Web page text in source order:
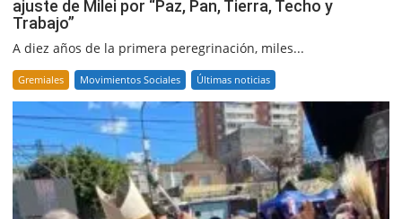
ajuste de Milei por “Paz, Pan, Tierra, Techo y
Trabajo”
A diez años de la primera peregrinación, miles...
Gremiales Movimientos Sociales Últimas noticias